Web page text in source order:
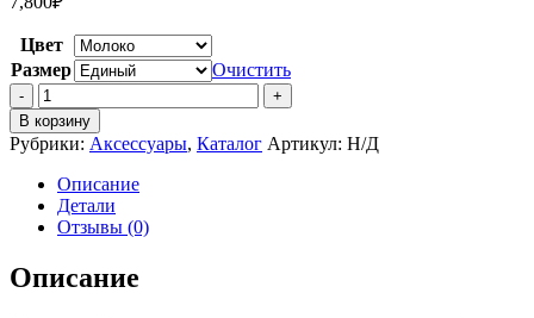
Цвет
Размер
Очистить
Количество
Сумка-
воротник
040310
молоко
В корзину
Рубрики: Аксессуары, Каталог Артикул: Н/Д
Описание
Детали
Отзывы (0)
Описание